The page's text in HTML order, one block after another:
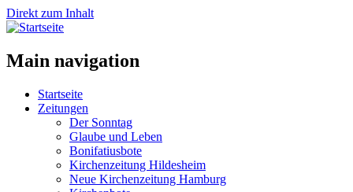
Direkt zum Inhalt
Main navigation
Startseite
Zeitungen
Der Sonntag
Glaube und Leben
Bonifatiusbote
Kirchenzeitung Hildesheim
Neue Kirchenzeitung Hamburg